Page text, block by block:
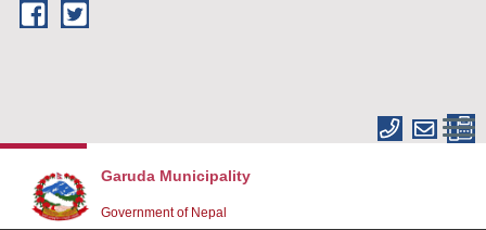
Skip to main content
Garuda Municipality
Government of Nepal